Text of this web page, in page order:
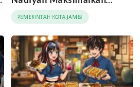
Momentum Rakernas
APEKSI di Medan
PEMERINTAH KOTA JAMBI